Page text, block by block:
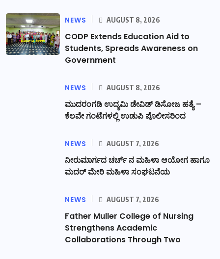
NEWS AUGUST 8, 2026
CODP Extends Education Aid to
Students, Spreads Awareness on
Government
NEWS AUGUST 8, 2026
ಮುದರಂಗಡಿ ಉದ್ಯಮಿ ಡೇವಿಡ್ ಡಿಸೋಜ ಹತ್ಯೆ –
ಕೆಲವೇ ಗಂಟೆಗಳಲ್ಲಿ ಉಡುಪಿ ಪೊಲೀಸರಿಂದ
NEWS AUGUST 7, 2026
ನೀರುಮಾರ್ಗದ ಚರ್ಚ್ ನ ಮಹಿಳಾ ಆಯೋಗ ಹಾಗೂ
ಮದರ್ ಮೇರಿ ಮಹಿಳಾ ಸಂಘಟನೆಯ
NEWS AUGUST 7, 2026
Father Muller College of Nursing
Strengthens Academic
Collaborations Through Two